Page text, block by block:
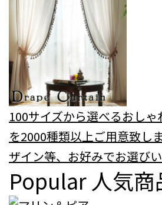
100サイズから選べるおし
を2000種類以上ご用意致し
ザイン等、お好みでお選びい
Popular 人気商